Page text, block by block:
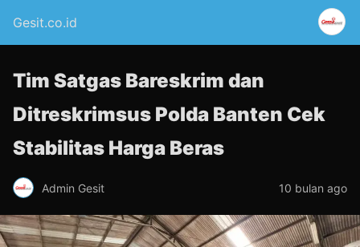
Gesit.co.id
Tim Satgas Bareskrim dan
Ditreskrimsus Polda Banten Cek
Stabilitas Harga Beras
Admin Gesit 10 bulan ago